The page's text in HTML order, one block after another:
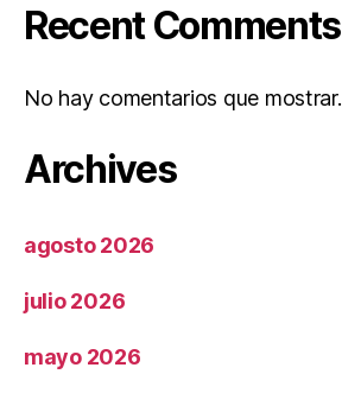
Recent Comments
No hay comentarios que mostrar.
Archives
agosto 2026
julio 2026
mayo 2026